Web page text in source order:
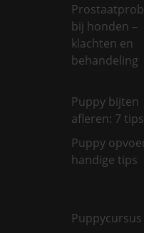
bij honden –
klachten en
behandeling
Puppy bijten
afleren: 7 tips
Puppy
handige tips
Puppycursus